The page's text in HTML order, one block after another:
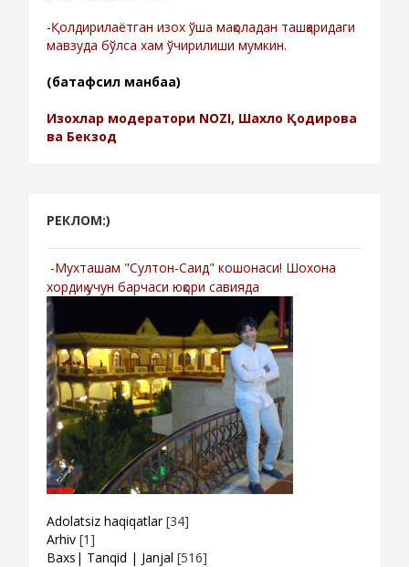
-Қолдирилаётган изох ўша мақоладан ташқаридаги
мавзуда бўлса хам ўчирилиши мумкин.
(батафсил манбаа)
Изохлар модератори NOZI, Шахло Қодирова
ва Бекзод
РЕКЛОМ:)
-Мухташам "Султон-Саид" кошонаси! Шохона
хордиқ учун барчаси юқори савияда
Adolatsiz haqiqatlar [34]
Arhiv [1]
Baxs| Tanqid | Janjal [516]